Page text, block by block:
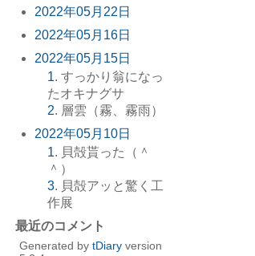
2022年05月22日
2022年05月16日
2022年05月15日
1. すっかり翁になっ
たオキナグサ
2. 層雲（霧、霧雨）
2022年05月10日
1. 貝殻貰った（＾
＾）
3. 貝殻アッと驚く工
作展
最近のコメント
Generated by tDiary version